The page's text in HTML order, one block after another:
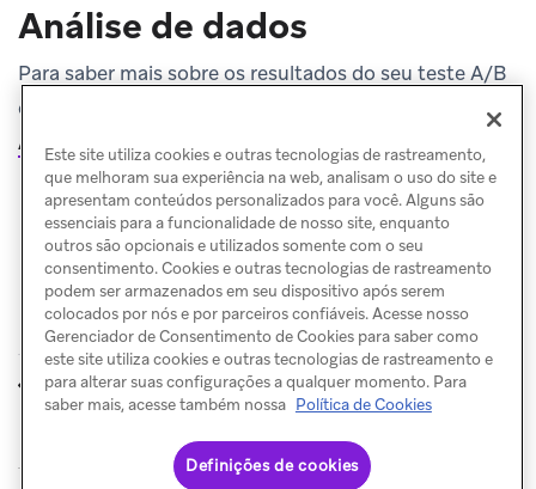
Análise de dados
Para saber mais sobre os resultados do seu teste A/B
com otimização, consulte
Análise de dados de testes multivariantes e A/B .
ANTERIORCriar testes PRÓXIMO
Análise de
Este site utiliza cookies e outras tecnologias de rastreamento,
que melhoram sua experiência na web, analisam o uso do site e
apresentam conteúdos personalizados para você. Alguns são
essenciais para a funcionalidade de nosso site, enquanto
outros são opcionais e utilizados somente com o seu
consentimento. Cookies e outras tecnologias de rastreamento
podem ser armazenados em seu dispositivo após serem
colocados por nós e por parceiros confiáveis. Acesse nosso
Gerenciador de Consentimento de Cookies para saber como
este site utiliza cookies e outras tecnologias de rastreamento e
para alterar suas configurações a qualquer momento. Para
saber mais, acesse também nossa Política de Cookies
Definições de cookies